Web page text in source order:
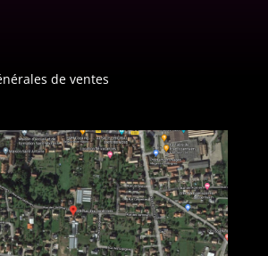
de ventes